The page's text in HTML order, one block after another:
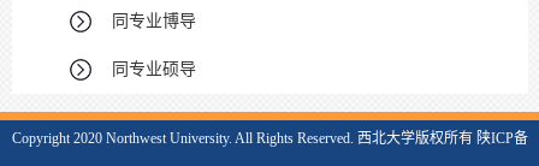
同专业博导
同专业硕导
Copyright 2020 Northwest University. All Rights Reserved. 西北大学版权所有 陕ICP备